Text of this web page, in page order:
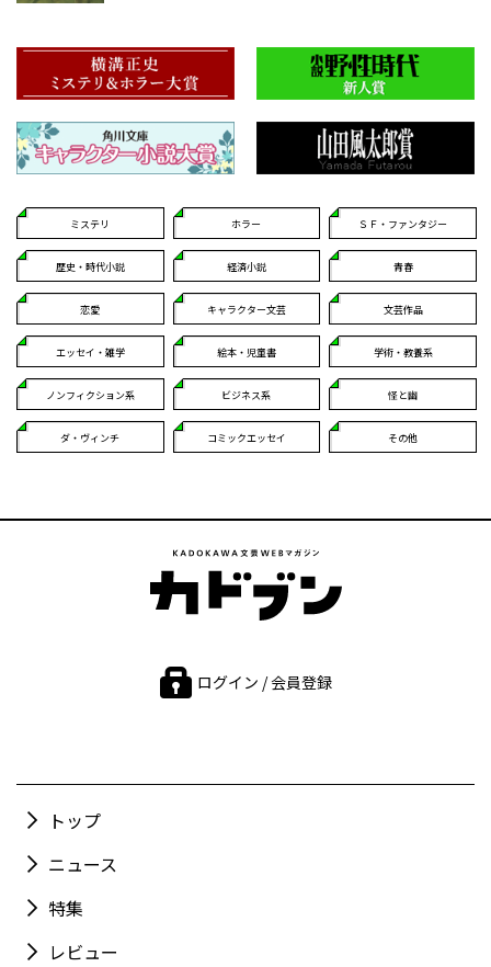
ミステリ ホラー ＳＦ・ファンタジー
歴史・時代小説 経済小説 青春
恋愛 キャラクター文芸 文芸作品
エッセイ・雑学 絵本・児童書 学術・教養系
ノンフィクション系 ビジネス系 怪と幽
ダ・ヴィンチ コミックエッセイ その他
ログイン / 会員登録
トップ
ニュース
特集
レビュー